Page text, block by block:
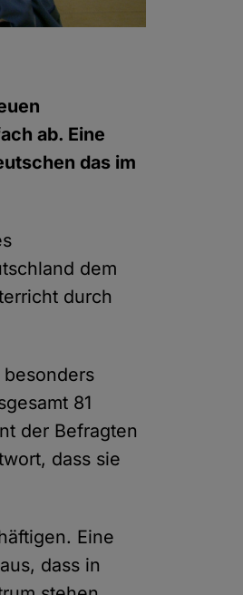
ab. Eine
das im
dem
durch
81
der Befragten
dass sie
Eine
dass in